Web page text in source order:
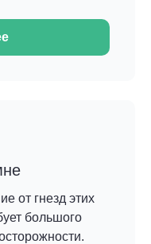
от гнезд этих
большого